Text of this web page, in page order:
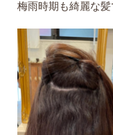
梅雨時期も綺麗な